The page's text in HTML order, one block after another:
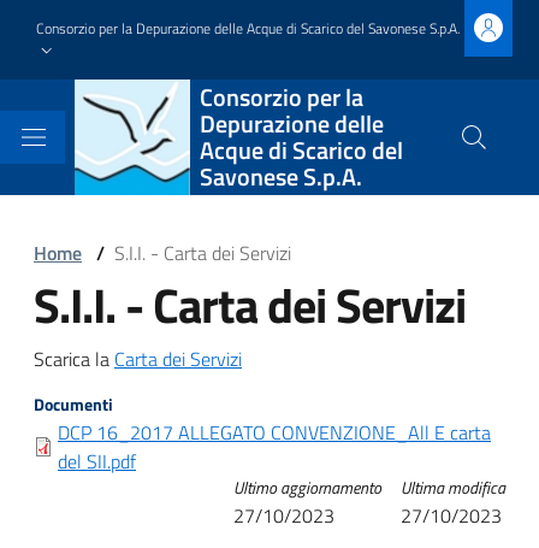
contenuto
Consorzio per la Depurazione delle Acque di Scarico del Savonese S.p.A.
Block
it-
block-
brandingdelsito
Consorzio per la
Depurazione delle
Acque di Scarico del
Savonese S.p.A.
Cerca
sito
Block
it-
block-
italiagov-
breadcrumbs
Home / S.I.I. - Carta dei Servizi
Block
it-
block-
italiagov-
S.I.I. - Carta dei Servizi
Block
it-
block-
Scarica la Carta dei Servizi
Documenti
DCP 16_2017 ALLEGATO CONVENZIONE_All E carta
del SII.pdf
Ultima modifica
27/10/2023
Ultimo aggiornamento
27/10/2023